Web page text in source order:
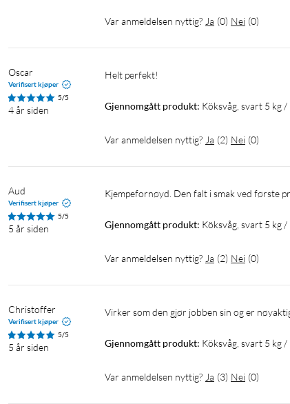
Var anmeldelsen nyttig? Ja (0) Nei (0)
Oscar
Verifisert kjøper
5/5
4 år siden Gjennomgått produkt: Köksvåg, svart 5 kg
Var anmeldelsen nyttig? Ja (2) Nei (0)
Aud
Verifisert kjøper
5/5
5 år siden
Kjempefornøyd. Den falt i smak ved første
Gjennomgått produkt: Köksvåg, svart 5 kg
Var anmeldelsen nyttig? Ja (2) Nei (0)
Christoffer
Verifisert kjøper
5/5
5 år siden
Virker som den gjør jobben sin og er
Gjennomgått produkt: Köksvåg, svart 5 kg
Var anmeldelsen nyttig? Ja (3) Nei (0)